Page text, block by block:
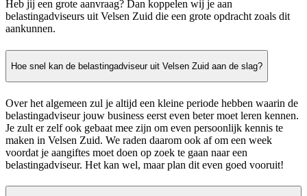
Heb jij een grote aanvraag? Dan koppelen wij je aan
belastingadviseurs uit Velsen Zuid die een grote opdracht zoals dit
aankunnen.
Hoe snel kan de belastingadviseur uit Velsen Zuid aan de slag?
Over het algemeen zul je altijd een kleine periode hebben waarin de
belastingadviseur jouw business eerst even beter moet leren kennen.
Je zult er zelf ook gebaat mee zijn om even persoonlijk kennis te
maken in Velsen Zuid. We raden daarom ook af om een week
voordat je aangiftes moet doen op zoek te gaan naar een
belastingadviseur. Het kan wel, maar plan dit even goed vooruit!